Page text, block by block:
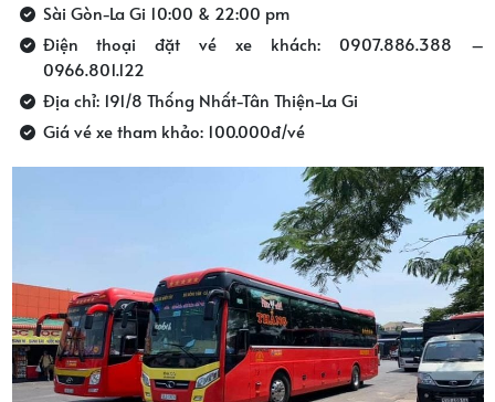
Sài Gòn-La Gi 10:00 & 22:00 pm
Điện thoại đặt vé xe khách: 0907.886.388 –
0966.801.122
Địa chỉ: 191/8 Thống Nhất-Tân Thiện-La Gi
Giá vé xe tham khảo: 100.000đ/vé